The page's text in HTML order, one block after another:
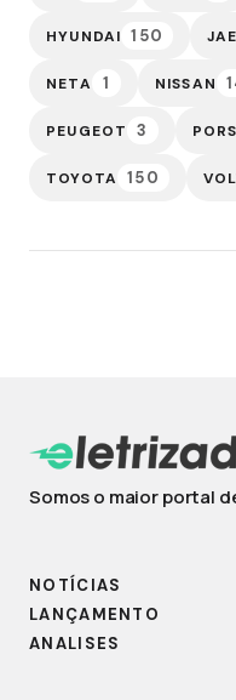
HYUNDAI 150
NETA 1 NISSAN
PEUGEOT 3
TOYOTA 150
Somos o maior portal
NOTÍCIAS
LANÇAMENTO
ANALISES